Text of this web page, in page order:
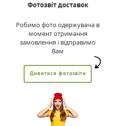
Фотозвіт доставок
Робимо фото одержувача в
момент отримання
замовлення і відправимо
Вам
Дивитися фотозвіти